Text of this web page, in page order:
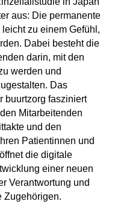
aus: Die permanente
zu einem Gefühl,
Dabei besteht die
darin, mit den
werden und
Das
buurtzorg fasziniert
Mitarbeitenden
und den
Patientinnen und
die digitale
einer neuen
Verantwortung und
Zugehörigen.